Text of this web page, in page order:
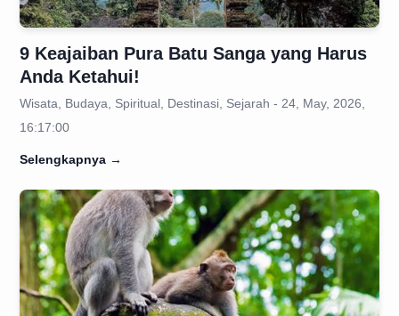
9 Keajaiban Pura Batu Sanga yang Harus
Anda Ketahui!
Wisata, Budaya, Spiritual, Destinasi, Sejarah - 24, May, 2026,
16:17:00
Selengkapnya →